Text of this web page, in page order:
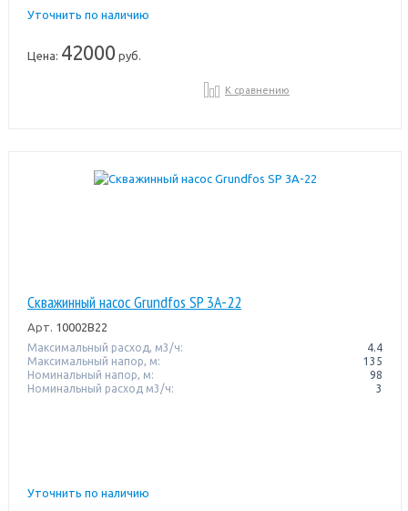
Уточнить по наличию
Цена: 42000 руб.
К сравнению
Скважинный насос Grundfos SP 3A-22
Арт. 10002B22
Максимальный расход, м3/ч:
4.4
Максимальный напор, м:
135
Номинальный напор, м:
98
Номинальный расход м3/ч:
3
Уточнить по наличию